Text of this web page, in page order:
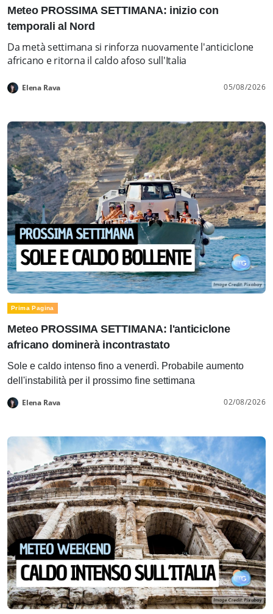
Meteo PROSSIMA SETTIMANA: inizio con
temporali al Nord
Da metà settimana si rinforza nuovamente l'anticiclone
africano e ritorna il caldo afoso sull'Italia
Elena Rava 05/08/2026
Prima Pagina
Meteo PROSSIMA SETTIMANA: l'anticiclone
africano dominerà incontrastato
Sole e caldo intenso fino a venerdì. Probabile aumento
dell'instabilità per il prossimo fine settimana
Elena Rava 02/08/2026